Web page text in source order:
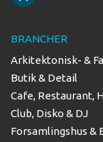
BRANCHER
Arkitektonisk- &
Butik & Detail
Cafe, Restaurant,
Club, Disko & DJ
Forsamlingshus &